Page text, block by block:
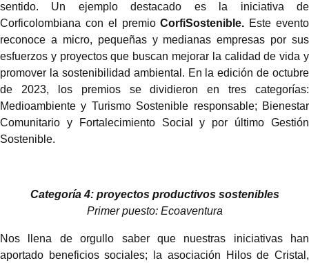
sentido. Un ejemplo destacado es la iniciativa de
Corficolombiana con el premioCorfiSostenible. Este evento
reconoce a micro, pequeñas y medianas empresas por sus
esfuerzos y proyectos que buscan mejorar la calidad de vida y
promover la sostenibilidad ambiental. En la edición de octubre
de 2023, los premios se dividieron en tres categorías:
Medioambiente y Turismo Sostenible responsable; Bienestar
Comunitario y Fortalecimiento Social y por último Gestión
Sostenible.
Categoría 4: proyectos productivos sostenibles
Primer puesto: Ecoaventura
Nos llena de orgullo saber que nuestras iniciativas han
aportado beneficios sociales; la asociación Hilos de Cristal,